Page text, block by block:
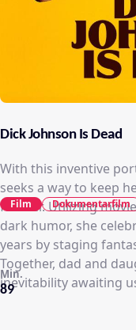
Dick Johnson Is Dead
With this inventive
seeks a way to keep
forever. Utilizing
dark humor, she
years by staging
Together, dad and
inevitability awaiting
89
Min.
Film Dokumentarfilm